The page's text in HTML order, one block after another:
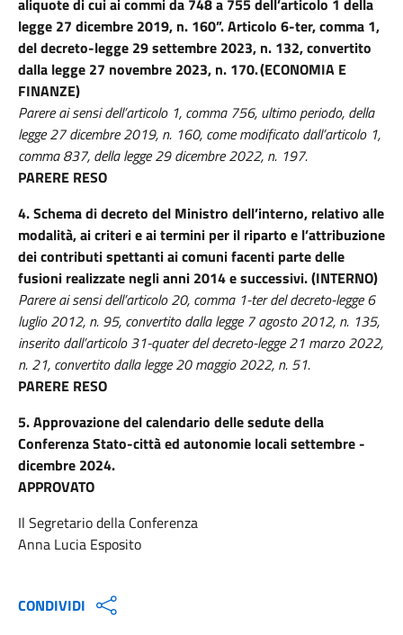
aliquote di cui ai commi da 748 a 755 dell’articolo 1 della
legge 27 dicembre 2019, n. 160”. Articolo 6-ter, comma 1,
del decreto-legge 29 settembre 2023, n. 132, convertito
dalla legge 27 novembre 2023, n. 170. (ECONOMIA E
FINANZE)
Parere ai sensi dell’articolo 1, comma 756, ultimo periodo, della
legge 27 dicembre 2019, n. 160, come modificato dall’articolo 1,
comma 837, della legge 29 dicembre 2022, n. 197.
PARERE RESO
4. Schema di decreto del Ministro dell’interno, relativo alle
modalità, ai criteri e ai termini per il riparto e l’attribuzione
dei contributi spettanti ai comuni facenti parte delle
fusioni realizzate negli anni 2014 e successivi. (INTERNO)
Parere ai sensi dell’articolo 20, comma 1-ter del decreto-legge 6
luglio 2012, n. 95, convertito dalla legge 7 agosto 2012, n. 135,
inserito dall’articolo 31-quater del decreto-legge 21 marzo 2022,
n. 21, convertito dalla legge 20 maggio 2022, n. 51.
PARERE RESO
5. Approvazione del calendario delle sedute della
Conferenza Stato-città ed autonomie locali settembre -
dicembre 2024.
APPROVATO
Il Segretario della Conferenza
Anna Lucia Esposito
CONDIVIDI